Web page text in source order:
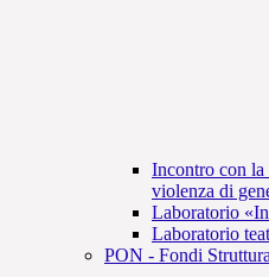
Incontro con la
violenza di
Laboratorio
Laboratorio
PON - Fondi